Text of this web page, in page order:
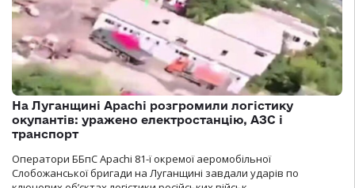
На Луганщині Apachi розгромили логістику
окупантів: уражено електростанцію, АЗС і
транспорт
Оператори ББпС Apachi 81-ї окремої аеромобільної
Слобожанської бригади на Луганщині завдали ударів по